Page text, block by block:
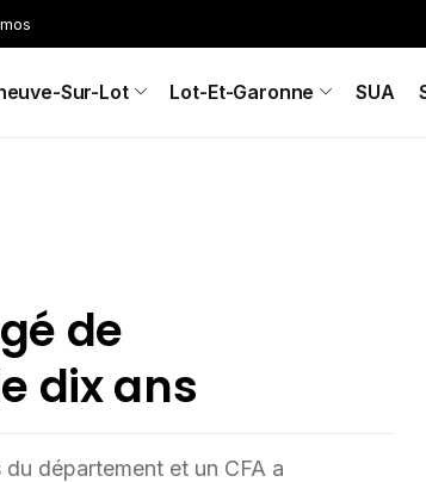
Sur-Lot Lot-Et-Garonne SUA
de
dix ans
département et un CFA a